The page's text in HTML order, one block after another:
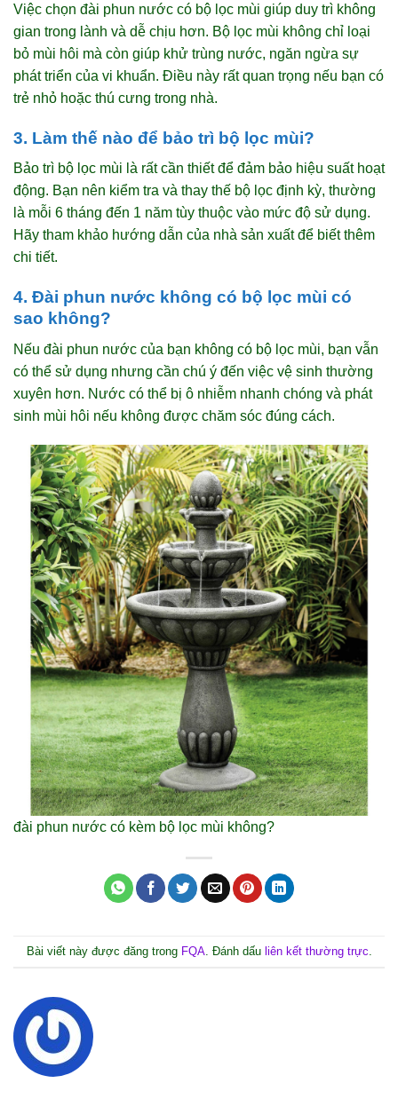
Việc chọn đài phun nước có bộ lọc mùi giúp duy trì không
gian trong lành và dễ chịu hơn. Bộ lọc mùi không chỉ loại
bỏ mùi hôi mà còn giúp khử trùng nước, ngăn ngừa sự
phát triển của vi khuẩn. Điều này rất quan trọng nếu bạn có
trẻ nhỏ hoặc thú cưng trong nhà.
3. Làm thế nào để bảo trì bộ lọc mùi?
Bảo trì bộ lọc mùi là rất cần thiết để đảm bảo hiệu suất hoạt
động. Bạn nên kiểm tra và thay thế bộ lọc định kỳ, thường
là mỗi 6 tháng đến 1 năm tùy thuộc vào mức độ sử dụng.
Hãy tham khảo hướng dẫn của nhà sản xuất để biết thêm
chi tiết.
4. Đài phun nước không có bộ lọc mùi có
sao không?
Nếu đài phun nước của bạn không có bộ lọc mùi, bạn vẫn
có thể sử dụng nhưng cần chú ý đến việc vệ sinh thường
xuyên hơn. Nước có thể bị ô nhiễm nhanh chóng và phát
sinh mùi hôi nếu không được chăm sóc đúng cách.
đài phun nước có kèm bộ lọc mùi không?
Bài viết này được đăng trong FQA. Đánh dấu liên kết thường trực